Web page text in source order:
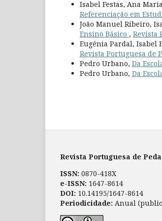
Isabel Festas, Ana
Referenciação em
João Manuel Ribeiro,
Ensino Básico , Revista
Eugénia Pardal, Isabel
Revista Portuguesa de
Pedro Urbano, Da
Pedro Urbano, Da
Revista Portuguesa de
ISSN: 0870-418X
e-ISSN: 1647-8614
DOI: 10.14195/1647-8614
Periodicidade: Anual